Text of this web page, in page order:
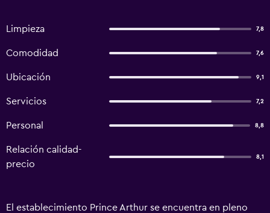
Limpieza 7,8
Comodidad 7,6
Ubicación 9,1
Servicios 7,2
Personal 8,8
Relación calidad-
precio
8,1
El establecimiento Prince Arthur se encuentra en pleno